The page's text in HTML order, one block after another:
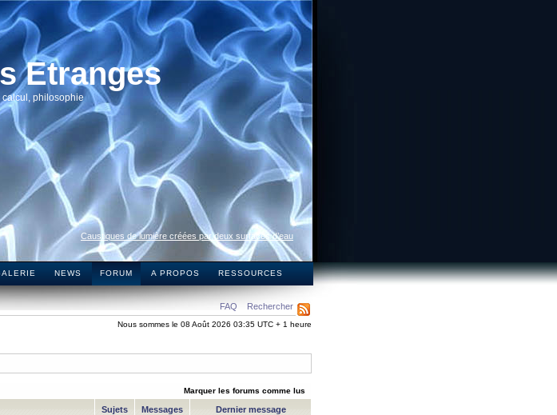
Etranges
calcul, philosophie
Caustiques de lumière créées par deux surfaces d’eau
NEWS FORUM A PROPOS RESSOURCES
FAQ Rechercher
Nous sommes le 08 Août 2026 03:35 UTC + 1 heure
Marquer les forums comme lus
Sujets Messages Dernier message